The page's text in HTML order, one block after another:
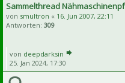
Sammelthread
von smultron « 16. Jun 2007, 22:11
Antworten: 309
von deepdarksin
25. Jan 2024, 17:30